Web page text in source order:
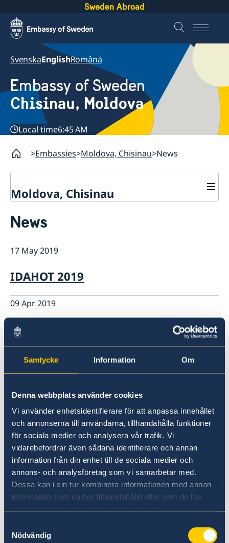
Samtycke Information Om
Denna webbplats använder cookies
Vi använder enhetsidentifierare för att anpassa innehållet
och annonserna till användarna, tillhandahålla funktioner
för sociala medier och analysera vår trafik. Vi
vidarebefordrar även sådana identifierare och annan
information från din enhet till de sociala medier och
annons- och analysföretag som vi samarbetar med.
Dessa kan i sin tur kombinera informationen med annan
information som du har tillhandahållit eller som de har
Nödvändig
Sweden Abroad
SvenskaEnglishRomână
Embassy of Sweden
Chisinau, Moldova
Local time6:45 AM
Embassies Moldova, Chisinau News
Moldova, Chisinau
About us
News
International Women’s Day
Development Cooperation
News
17 May 2019
IDAHOT 2019
09 Apr 2019
Spring Holidays 2019
18 Feb 2019
development for Core Support
Partners in Moldova - Questions and
Answers (part 2)
14 Feb 2019
Article: Eastern Europe Matters
Procurement: Organisational